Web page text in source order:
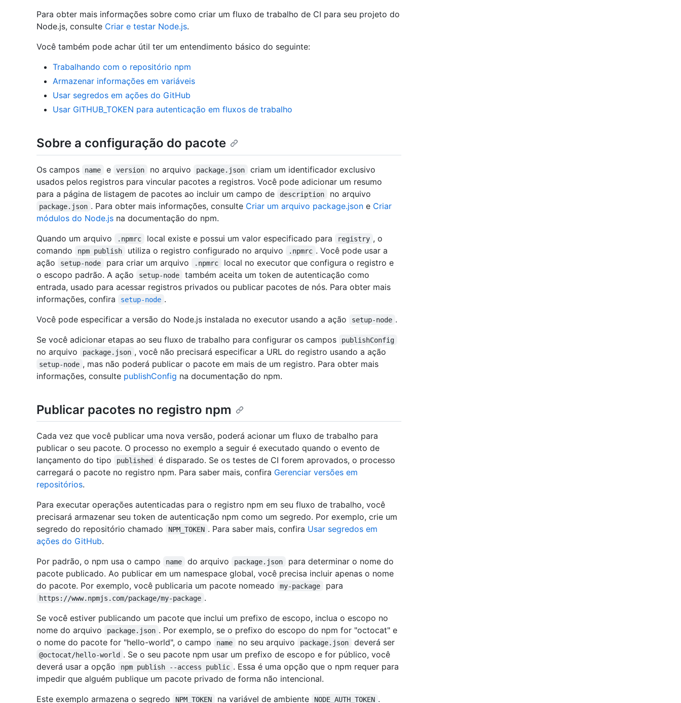
Para obter mais informações sobre como criar um fluxo de trabalho de CI para seu projeto do
Node.js, consulte Criar e testar Node.js.
Você também pode achar útil ter um entendimento básico do seguinte:
Trabalhando com o repositório npm
Armazenar informações em variáveis
Usar segredos em ações do GitHub
Usar GITHUB_TOKEN para autenticação em fluxos de trabalho
Sobre a configuração do pacote
Os campos name e version no arquivo package.json
criam um identificador exclusivo
usados pelos registros para vincular pacotes a registros. Você pode adicionar um resumo
para a página de listagem de pacotes ao incluir um campo de
description no arquivo
package.json . Para obter mais informações, consulte Criar um arquivo package.jsone Criar
módulos do Node.js na documentação do npm.
Quando um arquivo
.npmrc local existe e possui um valor especificado para registry , o
comando
npm publish utiliza o registro configurado no arquivo .npmrc . Você pode usar a
ação
setup-node para criar um arquivo .npmrc
local no executor que configura o registro e
o escopo padrão. A ação
setup-node
também aceita um token de autenticação como
entrada, usado para acessar registros privados ou publicar pacotes de nós. Para obter mais
informações, confira
setup-node .
Você pode especificar a versão do Node.js instalada no executor usando a ação
setup-node .
Se você adicionar etapas ao seu fluxo de trabalho para configurar os campos
publishConfig
no arquivo package.json , você não precisará especificar a URL do registro usando a ação
setup-node , mas não poderá publicar o pacote em mais de um registro. Para obter mais
informações, consulte publishConfig na documentação do npm.
Publicar pacotes no registro npm
Cada vez que você publicar uma nova versão, poderá acionar um fluxo de trabalho para
publicar o seu pacote. O processo no exemplo a seguir é executado quando o evento de
lançamento do tipo
published
é disparado. Se os testes de CI forem aprovados, o processo
carregará o pacote no registro npm. Para saber mais, confira Gerenciar versões em
repositórios.
Para executar operações autenticadas para o registro npm em seu fluxo de trabalho, você
precisará armazenar seu token de autenticação npm como um segredo. Por exemplo, crie um
segredo do repositório chamado
NPM_TOKEN . Para saber mais, confira Usar segredos em
ações do GitHub.
Por padrão, o npm usa o campo
name do arquivo package.json
para determinar o nome do
pacote publicado. Ao publicar em um namespace global, você precisa incluir apenas o nome
do pacote. Por exemplo, você publicaria um pacote nomeado
my-package para
https://www.npmjs.com/package/my-package .
Se você estiver publicando um pacote que inclui um prefixo de escopo, inclua o escopo no
nome do arquivo
package.json . Por exemplo, se o prefixo do escopo do npm for "octocat" e
o nome do pacote for "hello-world", o campo
name no seu arquivo package.json deverá ser
@octocat/hello-world . Se o seu pacote npm usar um prefixo de escopo e for público, você
deverá usar a opção
npm publish --access public . Essa é uma opção que o npm requer para
impedir que alguém publique um pacote privado de forma não intencional.
Este exemplo armazena o segredo
NPM_TOKEN na variável de ambiente NODE_AUTH_TOKEN .